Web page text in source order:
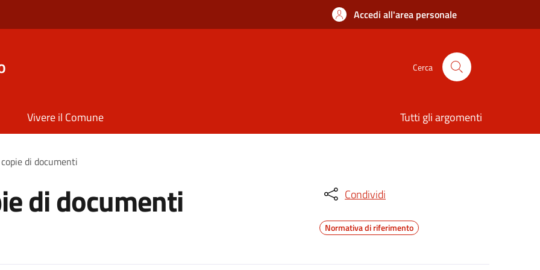
Accedi all'area personale
Cerca
Vivere il Comune Tutti gli argomenti
di documenti
di documenti Condividi
Normativa di riferimento